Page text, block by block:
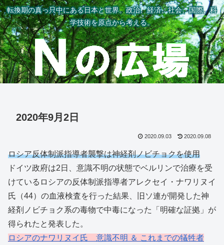
転換期の真っ只中にある日本と世界。政治、経済、社会、国際、科
学技術を原点から考える。
2020年9月2日
2020.09.03 2020.09.08
ロシア反体制派指導者襲撃は神経剤ノビチョクを使用
ドイツ政府は2日、意識不明の状態でベルリンで治療を受
けているロシアの反体制派指導者アレクセイ・ナワリヌイ
氏（44）の血液検査を行った結果、旧ソ連が開発した神
経剤ノビチョク系の毒物で中毒になった「明確な証拠」が
得られたと発表した。
ロシアのナワリヌイ氏 意識不明 ＆ これまでの犠牲者